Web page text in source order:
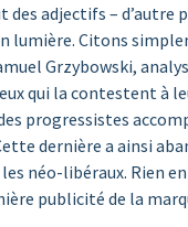
des adjectifs –
Citons
Grzybowski,
qui la contestent à
progressistes
dernière a ainsi
néo-libéraux. Rien
publicité de la